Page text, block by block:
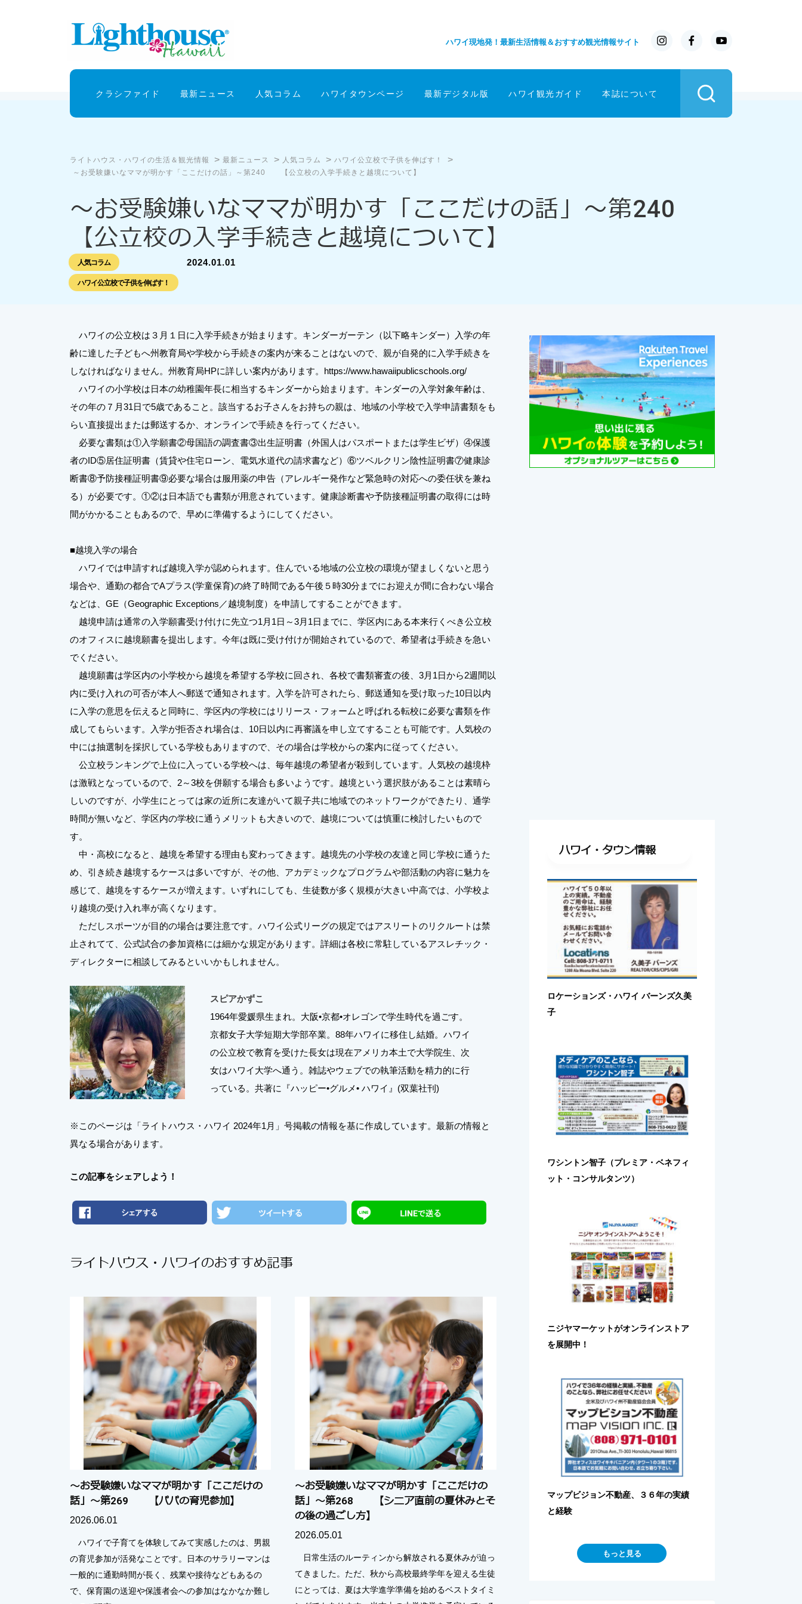
ハワイ現地発！最新生活情報＆おすすめ観光情報サイト
クラシファイド 最新ニュース 人気コラム ハワイタウンページ 最新デジタル版 ハワイ観光ガイド 本誌について
ライトハウス・ハワイの生活＆観光情報 > 最新ニュース > 人気コラム > ハワイ公立校で子供を伸ばす！ >
～お受験嫌いなママが明かす「ここだけの話」～第240 【公立校の入学手続きと越境について】
～お受験嫌いなママが明かす「ここだけの話」～第240
【公立校の入学手続きと越境について】
人気コラム
ハワイ公立校で子供を伸ばす！
2024.01.01
ハワイの公立校は３月１日に入学手続きが始まります。キンダーガーテン（以下略キンダー）入学の年
齢に達した子どもへ州教育局や学校から手続きの案内が来ることはないので、親が自発的に入学手続きを
しなければなりません。州教育局HPに詳しい案内があります。https://www.hawaiipublicschools.org/
ハワイの小学校は日本の幼稚園年長に相当するキンダーから始まります。キンダーの入学対象年齢は、
その年の７月31日で5歳であること。該当するお子さんをお持ちの親は、地域の小学校で入学申請書類をも
らい直接提出または郵送するか、オンラインで手続きを行ってください。
必要な書類は①入学願書②母国語の調査書③出生証明書（外国人はパスポートまたは学生ビザ）④保護
者のID⑤居住証明書（賃貸や住宅ローン、電気水道代の請求書など）⑥ツベルクリン陰性証明書⑦健康診
断書⑧予防接種証明書⑨必要な場合は服用薬の申告（アレルギー発作など緊急時の対応への委任状を兼ね
る）が必要です。①②は日本語でも書類が用意されています。健康診断書や予防接種証明書の取得には時
間がかかることもあるので、早めに準備するようにしてください。
■越境入学の場合
ハワイでは申請すれば越境入学が認められます。住んでいる地域の公立校の環境が望ましくないと思う
場合や、通勤の都合でAプラス(学童保育)の終了時間である午後５時30分までにお迎えが間に合わない場合
などは、GE（Geographic Exceptions／越境制度）を申請してすることができます。
越境申請は通常の入学願書受け付けに先立つ1月1日～3月1日までに、学区内にある本来行くべき公立校
のオフィスに越境願書を提出します。今年は既に受け付けが開始されているので、希望者は手続きを急い
でください。
越境願書は学区内の小学校から越境を希望する学校に回され、各校で書類審査の後、3月1日から2週間以
内に受け入れの可否が本人へ郵送で通知されます。入学を許可されたら、郵送通知を受け取った10日以内
に入学の意思を伝えると同時に、学区内の学校にはリリース・フォームと呼ばれる転校に必要な書類を作
成してもらいます。入学が拒否され場合は、10日以内に再審議を申し立てすることも可能です。人気校の
中には抽選制を採択している学校もありますので、その場合は学校からの案内に従ってください。
公立校ランキングで上位に入っている学校へは、毎年越境の希望者が殺到しています。人気校の越境枠
は激戦となっているので、2～3校を併願する場合も多いようです。越境という選択肢があることは素晴ら
しいのですが、小学生にとっては家の近所に友達がいて親子共に地域でのネットワークができたり、通学
時間が無いなど、学区内の学校に通うメリットも大きいので、越境については慎重に検討したいもので
す。
中・高校になると、越境を希望する理由も変わってきます。越境先の小学校の友達と同じ学校に通うた
め、引き続き越境するケースは多いですが、その他、アカデミックなプログラムや部活動の内容に魅力を
感じて、越境をするケースが増えます。いずれにしても、生徒数が多く規模が大きい中高では、小学校よ
り越境の受け入れ率が高くなります。
ただしスポーツが目的の場合は要注意です。ハワイ公式リーグの規定ではアスリートのリクルートは禁
止されてて、公式試合の参加資格には細かな規定があります。詳細は各校に常駐しているアスレチック・
ディレクターに相談してみるといいかもしれません。
スピアかずこ
1964年愛媛県生まれ。大阪•京都•オレゴンで学生時代を過ごす。
京都女子大学短期大学部卒業。88年ハワイに移住し結婚。ハワイ
の公立校で教育を受けた長女は現在アメリカ本土で大学院生、次
女はハワイ大学へ通う。雑誌やウェブでの執筆活動を精力的に行
っている。共著に『ハッピー•グルメ• ハワイ』(双葉社刊)
※このページは「ライトハウス・ハワイ 2024年1月」号掲載の情報を基に作成しています。最新の情報と
異なる場合があります。
この記事をシェアしよう！
ライトハウス・ハワイのおすすめ記事
～お受験嫌いなママが明かす「ここだけの
話」～第269 【パパの育児参加】
2026.06.01
ハワイで子育てを体験してみて実感したのは、男親
の育児参加が活発なことです。日本のサラリーマンは
一般的に通勤時間が長く、残業や接待などもあるの
で、保育園の送迎や保護者会への参加はなかなか難し
～お受験嫌いなママが明かす「ここだけの
話」～第268 【シニア直前の夏休みとそ
の後の過ごし方】
2026.05.01
日常生活のルーティンから解放される夏休みが迫っ
てきました。ただ、秋から高校最終学年を迎える生徒
にとっては、夏は大学進学準備を始めるベストタイミ
ハワイ・タウン情報
ロケーションズ・ハワイ バーンズ久美
子
ワシントン智子（プレミア・ベネフィ
ット・コンサルタンツ）
ニジヤマーケットがオンラインストア
を展開中！
マップビジョン不動産、３６年の実績
と経験
もっと見る